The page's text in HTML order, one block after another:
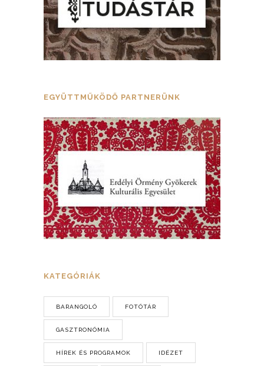
EGYÜTTMŰKÖDŐ PARTNERÜNK
KATEGÓRIÁK
BARANGOLÓ FOTÓTÁR
GASZTRONÓMIA
HÍREK ÉS PROGRAMOK IDÉZET